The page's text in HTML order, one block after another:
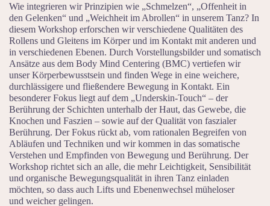
Wie integrieren wir Prinzipien wie „Schmelzen“, „Offenheit in
den Gelenken“ und „Weichheit im Abrollen“ in unserem Tanz? In
diesem Workshop erforschen wir verschiedene Qualitäten des
Rollens und Gleitens im Körper und im Kontakt mit anderen und
in verschiedenen Ebenen. Durch Vorstellungsbilder und somatisch
Ansätze aus dem Body Mind Centering (BMC) vertiefen wir
unser Körperbewusstsein und finden Wege in eine weichere,
durchlässigere und fließendere Bewegung in Kontakt. Ein
besonderer Fokus liegt auf dem „Underskin-Touch“ – der
Berührung der Schichten unterhalb der Haut, das Gewebe, die
Knochen und Faszien – sowie auf der Qualität von faszialer
Berührung. Der Fokus rückt ab, vom rationalen Begreifen von
Abläufen und Techniken und wir kommen in das somatische
Verstehen und Empfinden von Bewegung und Berührung. Der
Workshop richtet sich an alle, die mehr Leichtigkeit, Sensibilität
und organische Bewegungsqualität in ihren Tanz einladen
möchten, so dass auch Lifts und Ebenenwechsel müheloser
und weicher gelingen.